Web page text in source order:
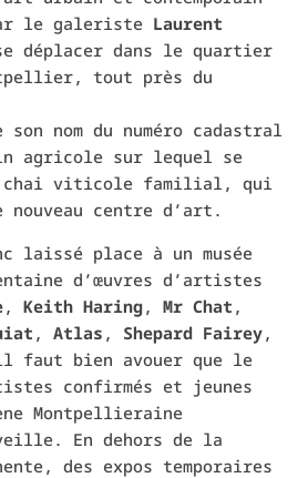
le galeriste Laurent
déplacer dans le quartier
tout près du
nom du numéro cadastral
agricole sur lequel se
chai viticole familial, qui
centre d’art.
laissé place à un musée
d’œuvres d’artistes
, Keith Haring, Mr Chat ,
, Atlas , Shepard Fairey,
faut bien avouer que le
confirmés et jeunes
Montpellieraine
En dehors de la
des expos temporaires